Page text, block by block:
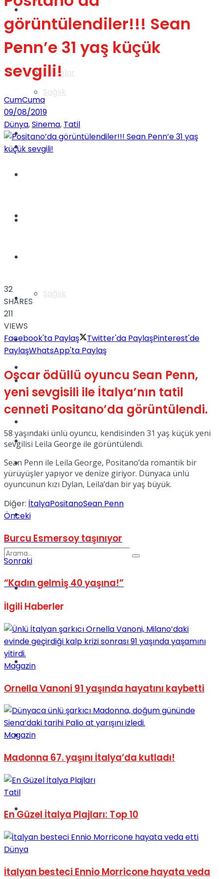
Videolar
Gündem
Sağlık
Kadınca
Dünya
Türkiye
Müzik
Sinema
Tatil
Gündem
Yaşam
Sağlık
TV
Müzik
Sinema
Tatil
Podcast
View All Result
görüntülendiler!!! Sean
Penn’e 31 yaş küçük
sevgili!
CumCuma
09/08/2019
Dünya,Sinema, Tatil
32
SHARES
211
VIEWS
Facebook'ta Paylaş
Twitter'da PaylaşPinterest'de
PaylaşWhatsApp'ta Paylaş
Oscar ödüllü oyuncu Sean Penn,
yeni sevgisili ile İtalya’nın tatil
cenneti Positano’da görüntülendi.
58 yaşındaki ünlü oyuncu, kendisinden 31 yaş küçük yeni
sevgilisi Leila George ile görüntülendi.
Sean Penn ile Leila George, Positano’da romantik bir
yürüyüşler yapıyor ve denize giriyor. Dünyaca ünlü
oyuncunun kızı Dylan, Leila’dan bir yaş büyük.
Diğer: İtalyaPositanoSean Penn
Önceki
Burcu Esmersoy taşınıyor
Sonraki
“Kadın gelmiş 40 yaşına!”
İlgili Haberler
Magazin
Ornella Vanoni 91 yaşında hayatını kaybetti
Magazin
Madonna 67. yaşını İtalya’da kutladı!
Tatil
En Güzel İtalya Plajları: Top 10
Dünya
İtalyan besteci Ennio Morricone hayata veda